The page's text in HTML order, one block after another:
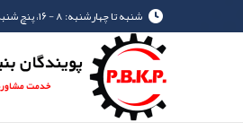
شنبه تا چهارشنبه: ۸ - ۱۶، پنچ شنبه تا ۱۴